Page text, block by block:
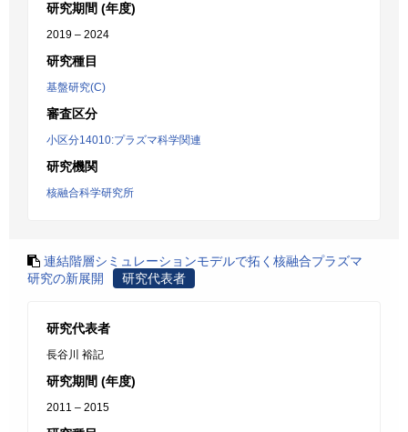
研究期間 (年度)
2019 – 2024
研究種目
基盤研究(C)
審査区分
小区分14010:プラズマ科学関連
研究機関
核融合科学研究所
連結階層シミュレーションモデルで拓く核融合プラズマ
研究の新展開
研究代表者
研究代表者
長谷川 裕記
研究期間 (年度)
2011 – 2015